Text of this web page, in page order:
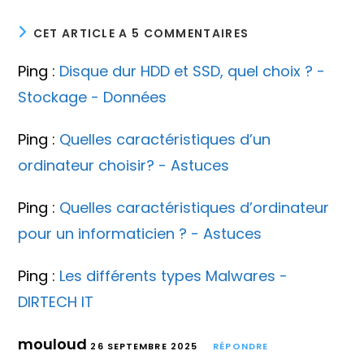
CET ARTICLE A 5 COMMENTAIRES
Ping : Disque dur HDD et SSD, quel choix ? -
Stockage - Données
Ping : Quelles caractéristiques d’un
ordinateur choisir? - Astuces
Ping : Quelles caractéristiques d’ordinateur
pour un informaticien ? - Astuces
Ping : Les différents types Malwares -
DIRTECH IT
mouloud 26 SEPTEMBRE 2025 RÉPONDRE